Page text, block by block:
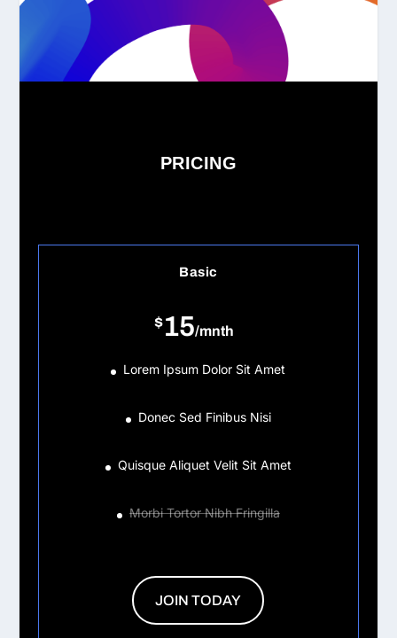
PRICING
Basic
$15/mnth
Lorem Ipsum Dolor Sit Amet
Donec Sed Finibus Nisi
Quisque Aliquet Velit Sit Amet
Morbi Tortor Nibh Fringilla
JOIN TODAY